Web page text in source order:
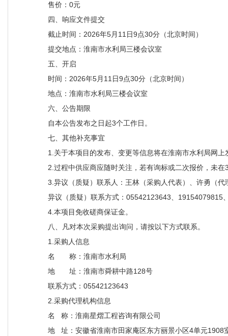
售价：0元
四、响应文件提交
截止时间：2026年5月11日9点30分（北京时间）
提交地点：淮南市水利局三楼会议室
五、开启
时间：2026年5月11日9点30分（北京时间）
地点：淮南市水利局三楼会议室
六、公告期限
自本公告发布之日起3个工作日。
七、其他补充事宜
1.关于本项目的发布、变更等信息将在淮南市水利局网
2.过程中供应商应随时关注，若有询标或二次报价，未
3.异议（质疑）联系人：王林（采购人代表）、许勇（代
异议（质疑）联系方式：05542123643、19154079815
4.本项目免收磋商保证金。
八、凡对本次采购提出询问，请按以下方式联系。
1.采购人信息
名 称：淮南市水利局
地 址：淮南市舜耕中路128号
联系方式：05542123643
2.采购代理机构信息
名 称：淮南星熠工程咨询有限公司
地 址：安徽省淮南市田家庵区东方丽景小区4单元1908